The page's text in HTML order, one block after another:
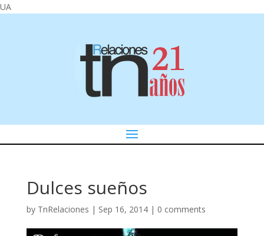
UA
Dulces sueños
by TnRelaciones | Sep 16, 2014| 0 comments